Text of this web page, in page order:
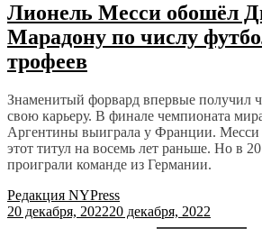
Лионель Месси обошёл
Марадону по числу
трофеев
Знаменитый форвард впервые получил
свою карьеру. В финале чемпионата
Аргентины выиграла у Франции. Месси
этот титул на восемь лет раньше. Но в
проиграли команде из Германии.
Редакция NYPress
20 декабря, 202220 декабря, 2022